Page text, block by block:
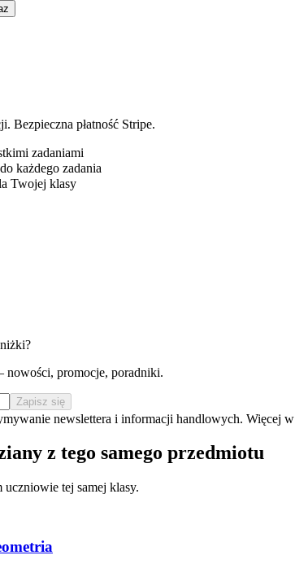
Bezpieczna płatność Stripe.
zadaniami
każdego zadania
Twojej klasy
nowości, promocje, poradniki.
Zapisz się
newslettera i informacji handlowych. Więcej w
z tego samego przedmiotu
uczniowie tej samej klasy.